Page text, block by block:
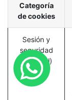
Categoría
de cookies
Sesión y
seguridad
(esencial)